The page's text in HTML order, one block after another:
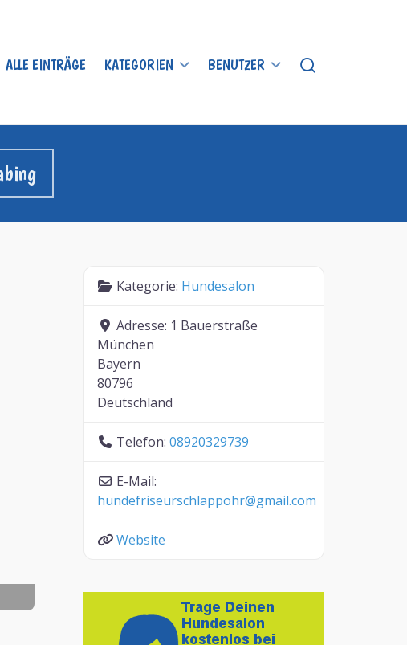
ALLE EINTRÄGE KATEGORIEN BENUTZER
Kategorie: Hundesalon
Adresse: 1 Bauerstraße
München
Bayern
80796
Deutschland
Telefon:08920329739
E-Mail:
hundefriseurschlappohr@gmail.com
Website